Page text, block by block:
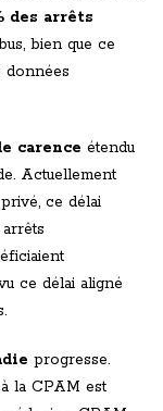
des arrêts
bien que ce
données
carence étendu
Actuellement
ce délai
ce délai aligné
progresse.
la CPAM est